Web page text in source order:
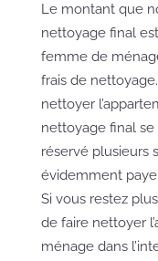
Le montant que
nettoyage final
femme de
frais de
nettoyer
nettoyage final se
réservé plusieurs
évidemment
Si vous restez
de faire nettoyer
ménage dans